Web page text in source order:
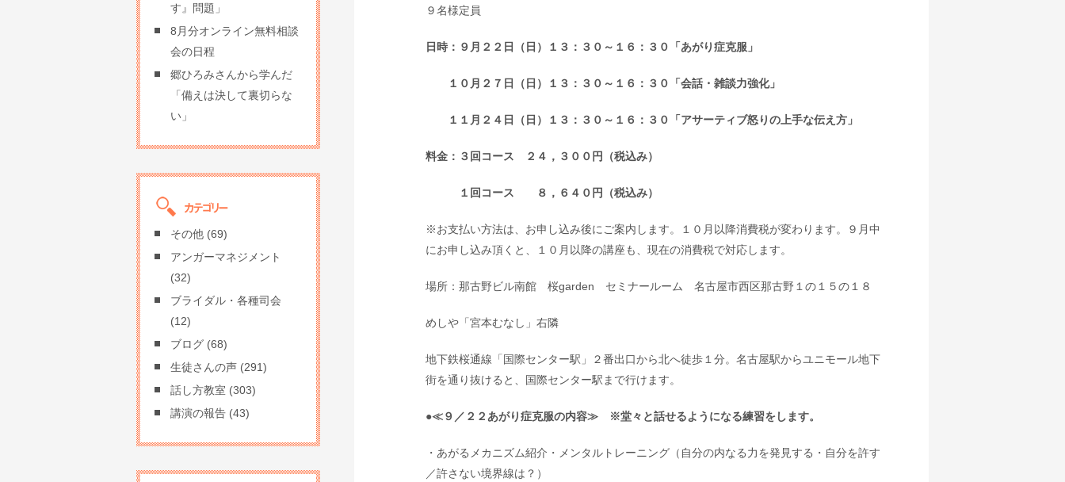
９名様定員
日時：９月２２日（日）１３：３０～１６：３０「あがり症克服」
１０月２７日（日）１３：３０～１６：３０「会話・雑談力強化」
１１月２４日（日）１３：３０～１６：３０「アサーティブ怒りの上手な伝え方」
料金：３回コース ２４，３００円（税込み）
１回コース ８，６４０円（税込み）
※お支払い方法は、お申し込み後にご案内します。１０月以降消費税が変わります。９月中
にお申し込み頂くと、１０月以降の講座も、現在の消費税で対応します。
場所：那古野ビル南館 桜garden セミナールーム 名古屋市西区那古野１の１５の１８
めしや「宮本むなし」右隣
地下鉄桜通線「国際センター駅」２番出口から北へ徒歩１分。名古屋駅からユニモール地下
街を通り抜けると、国際センター駅まで行けます。
●≪９／２２あがり症克服の内容≫ ※堂々と話せるようになる練習をします。
・あがるメカニズム紹介・メンタルトレーニング（自分の内なる力を発見する・自分を許す
／許さない境界線は？）
す』問題」
8月分オンライン無料相談
会の日程
郷ひろみさんから学んだ
「備えは決して裏切らな
い」
その他 (69)
アンガーマネジメント
(32)
ブライダル・各種司会
(12)
ブログ (68)
生徒さんの声 (291)
話し方教室 (303)
講演の報告 (43)